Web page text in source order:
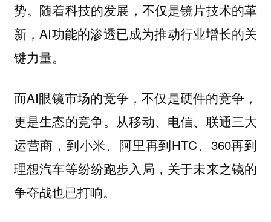
势。 随着科技的发展，不仅是镜片技术的革
新，AI功能的渗透已成为推动行业增长的关
键力量。
而AI眼镜市场的竞争，不仅是硬件的竞争，
更是生态的竞争。从移动、电信、联通三大
运营商，到小米、阿里再到HTC、360再到
理想汽车等纷纷跑步入局，关于未来之镜的
争夺战也已打响。